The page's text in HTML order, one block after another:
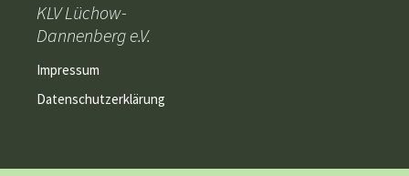
KLV Lüchow-
Dannenberg e.V.
Impressum
Datenschutzerklärung